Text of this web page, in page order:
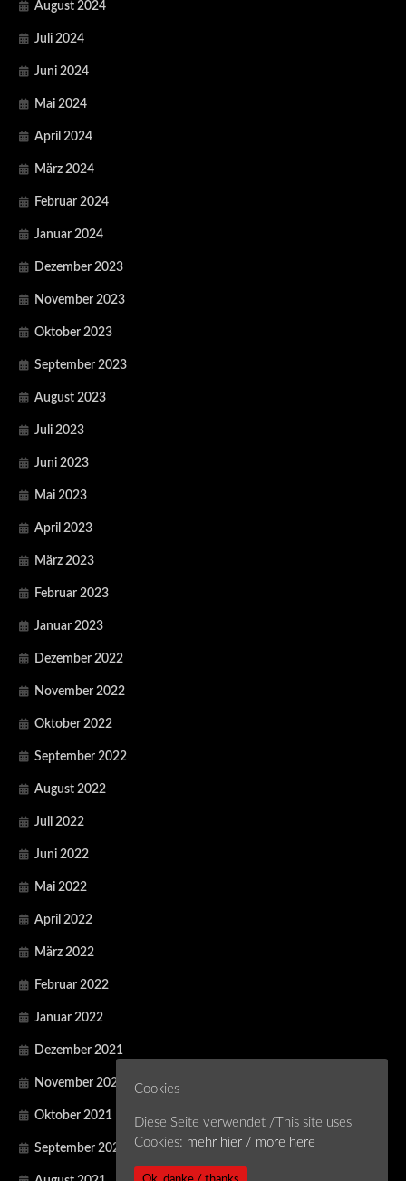
August 2024
Juli 2024
Juni 2024
Mai 2024
April 2024
März 2024
Februar 2024
Januar 2024
Dezember 2023
November 2023
Oktober 2023
September 2023
August 2023
Juli 2023
Juni 2023
Mai 2023
April 2023
März 2023
Februar 2023
Januar 2023
Dezember 2022
November 2022
Oktober 2022
September 2022
August 2022
Juli 2022
Juni 2022
Mai 2022
April 2022
März 2022
Februar 2022
Januar 2022
Dezember 2021
November 2021
Oktober 2021
September 2021
Cookies
Diese Seite verwendet /This site uses
Cookies: mehr hier / more here